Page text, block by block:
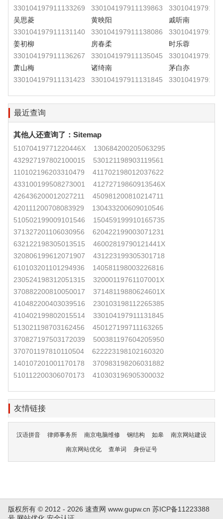
330104197911133269
330104197911139863
吴思菱
330104197911131140
黄映阳
330104197911138086
戚听南
姜初柳
330104197911136267
房春柔
330104197911135045
时乐蓉
萧山梅
330104197911131423
诸绮南
330104197911131845
茅白亦
最近查询
其他人还查询了： Sitemap
51070419771220446X
130684200205063295
432927197802100015
530121198903119561
110102196203310479
411702198012037622
433100199508273001
41272719860913546X
426436200012027211
450981200810214711
420111200708083929
130433200609010546
510502199009101546
150459199910165735
371327201106030956
620422199003071231
632122198305013515
46002819790121441X
320806199612071907
431223199305301718
610103201101294936
140581198003226816
230524198312051315
32000119761107001X
370882200810050017
37148119880624601X
410482200403039516
230103198112265385
410402199802015514
330104197911131845
513021198703162456
450127199711163265
370827197503172039
500381197604205950
370701197810110504
622223198102160320
140107201001170178
370983198206031882
510112200306070173
410303196905300032
友情链接
汉语拼音 律师事务所 南京电脑维修 钢结构 如皋 南京网站建设
南京网站优化 查单词 身份证号
版权所有 © 2012 - 2026 速查网 www.gupw.cn 苏ICP备11223388